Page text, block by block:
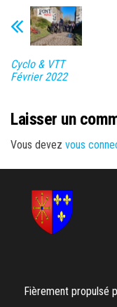
Cyclo & VTT
Février 2022
Laisser un
Vous devez vous
Fièrement propulsé